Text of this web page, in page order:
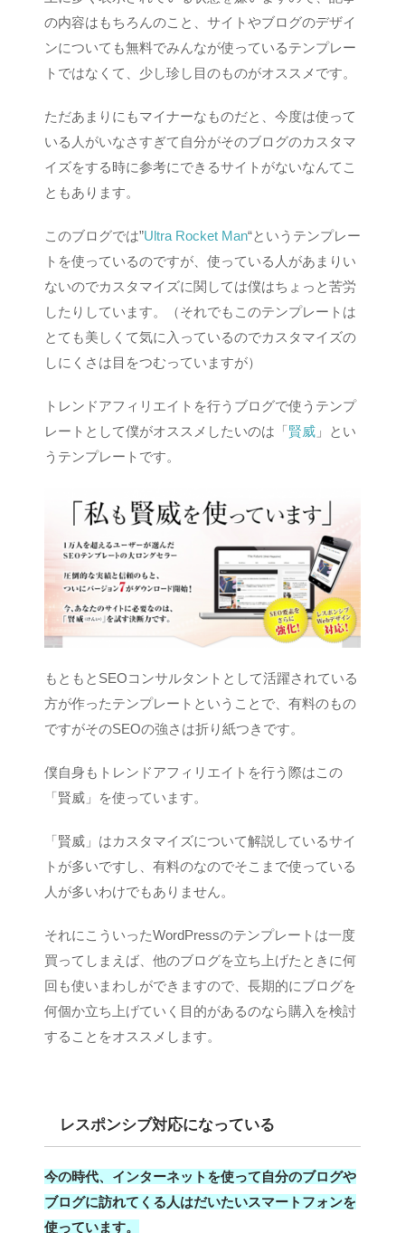
の内容はもちろんのこと、サイトやブログのデザイ
ンについても無料でみんなが使っているテンプレー
トではなくて、少し珍し目のものがオススメです。
ただあまりにもマイナーなものだと、今度は使って
いる人がいなさすぎて自分がそのブログのカスタマ
イズをする時に参考にできるサイトがないなんてこ
ともあります。
このブログでは”Ultra Rocket Man“というテンプレー
トを使っているのですが、使っている人があまりい
ないのでカスタマイズに関しては僕はちょっと苦労
したりしています。（それでもこのテンプレートは
とても美しくて気に入っているのでカスタマイズの
しにくさは目をつむっていますが）
トレンドアフィリエイトを行うブログで使うテンプ
レートとして僕がオススメしたいのは「賢威 」とい
うテンプレートです。
もともとSEOコンサルタントとして活躍されている
方が作ったテンプレートということで、有料のもの
ですがそのSEOの強さは折り紙つきです。
僕自身もトレンドアフィリエイトを行う際はこの
「賢威」を使っています。
「賢威」はカスタマイズについて解説しているサイ
トが多いですし、有料のなのでそこまで使っている
人が多いわけでもありません。
それにこういったWordPressのテンプレートは一度
買ってしまえば、他のブログを立ち上げたときに何
回も使いまわしができますので、長期的にブログを
何個か立ち上げていく目的があるのなら購入を検討
することをオススメします。
レスポンシブ対応になっている
今の時代、インターネットを使って自分のブログや
ブログに訪れてくる人はだいたいスマートフォンを
使っています。